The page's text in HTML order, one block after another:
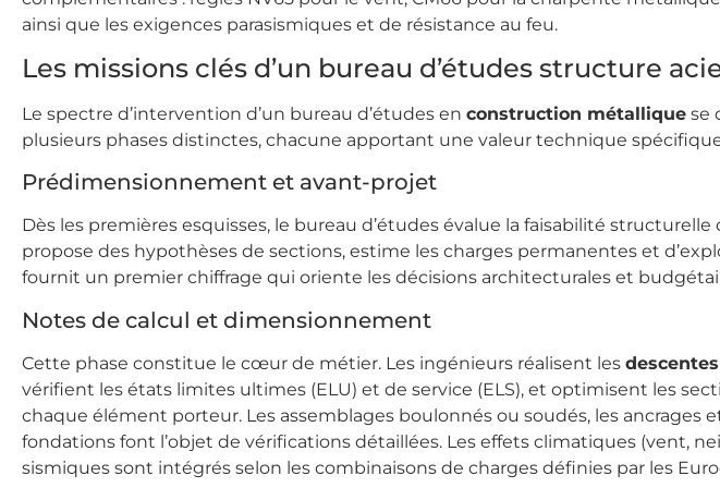
ainsi que les exigences parasismiques et de résistance au feu.
Les missions clés d’un bureau d’études structure
Le spectre d’intervention d’un bureau d’études en construction métallique se
plusieurs phases distinctes, chacune apportant une valeur technique
Prédimensionnement et avant-projet
Dès les premières esquisses, le bureau d’études évalue la faisabilité structurelle
propose des hypothèses de sections, estime les charges permanentes et
fournit un premier chiffrage qui oriente les décisions architecturales et
Notes de calcul et dimensionnement
Cette phase constitue le cœur de métier. Les ingénieurs réalisent les
vérifient les états limites ultimes (ELU) et de service (ELS), et optimisent les
chaque élément porteur. Les assemblages boulonnés ou soudés, les ancrages
fondations font l’objet de vérifications détaillées. Les effets climatiques (vent,
sismiques sont intégrés selon les combinaisons de charges définies par les